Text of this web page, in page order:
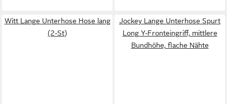
Witt Lange Unterhose Hose lang
(2-St)
Jockey Lange Unterhose Spurt
Long Y-Fronteingriff, mittlere
Bundhöhe, flache Nähte